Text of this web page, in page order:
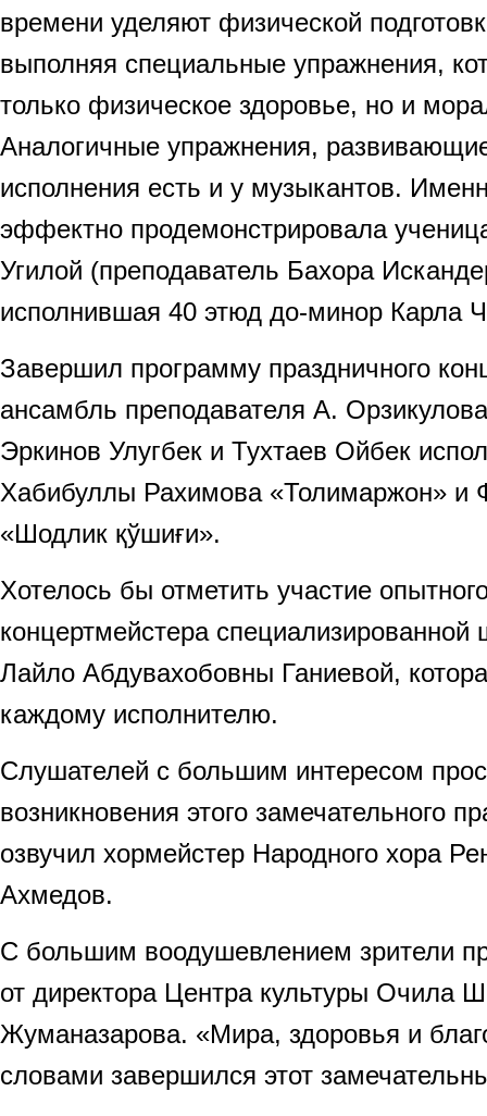
времени уделяют физической
выполняя специальные упражнения,
только физическое здоровье, но и
Аналогичные упражнения, развивающие
исполнения есть и у музыкантов.
эффектно продемонстрировала
Угилой (преподаватель Бахора
исполнившая 40 этюд до-минор Карла
Завершил программу праздничного
ансамбль преподавателя А.
Эркинов Улугбек и Тухтаев Ойбек
Хабибуллы Рахимова «Толимаржон» и
«Шодлик қўшиғи».
Хотелось бы отметить участие
концертмейстера специализированной
Лайло Абдувахобовны Ганиевой,
каждому исполнителю.
Слушателей с большим интересом
возникновения этого замечательного
озвучил хормейстер Народного хора
Ахмедов.
С большим воодушевлением зрители
от директора Центра культуры Очила
Жуманазарова. «Мира, здоровья и
словами завершился этот